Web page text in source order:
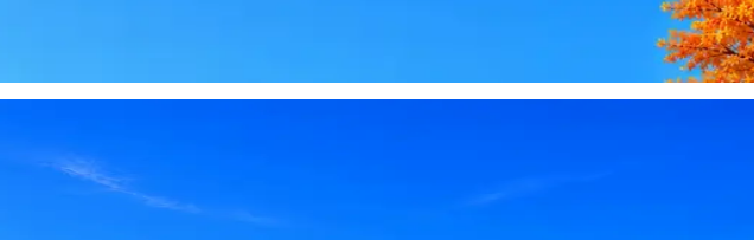
войти через Google, iCloud или Госуслуги, прислать код или пароль, запустить ПО
вилка, каналы